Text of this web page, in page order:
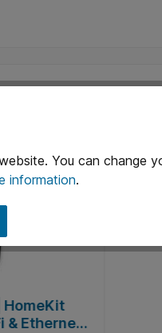
HomeKit
& Ethernet |
You can change
information.